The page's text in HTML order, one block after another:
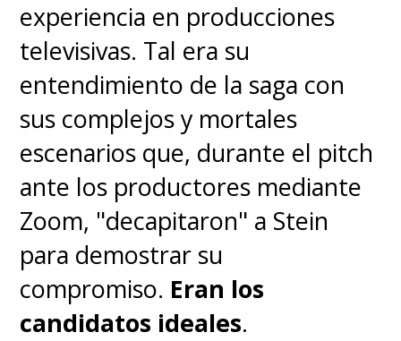
experiencia en producciones
televisivas. Tal era su
entendimiento de la saga con
sus complejos y mortales
escenarios que, durante el pitch
ante los productores mediante
Zoom, "decapitaron" a Stein
para demostrar su
compromiso. Eran los
candidatos ideales.